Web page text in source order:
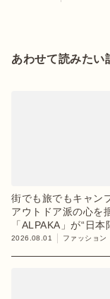
あわせて読みたい
街でも旅でもキャン
アウトドア派の心を
「ALPAKA」が“日本
クション”第3弾を発売
2026.08.01 ファッション